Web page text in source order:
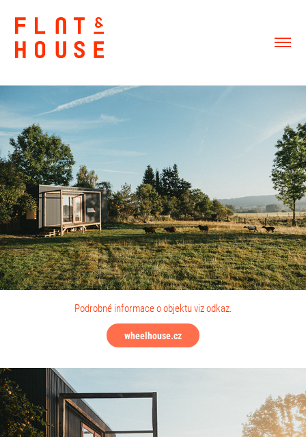
Podrobné informace o objektu viz odkaz.
wheelhouse.cz